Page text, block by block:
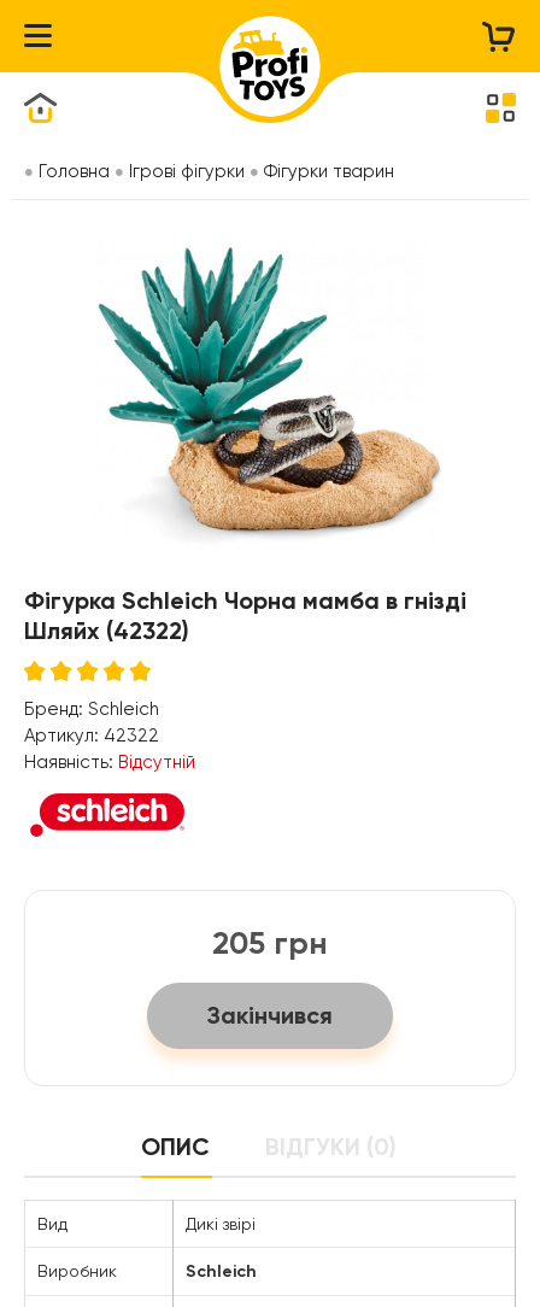
Головна Ігрові фігурки Фігурки тварин
Фігурка Schleich Чорна мамба в гнізді
Шляйх (42322)
Бренд: Schleich
Артикул: 42322
Наявність: Відсутній
205 грн
Закінчився
ОПИС ВІДГУКИ (0)
Вид Дикі звірі
Виробник Schleich
Каталог товарів